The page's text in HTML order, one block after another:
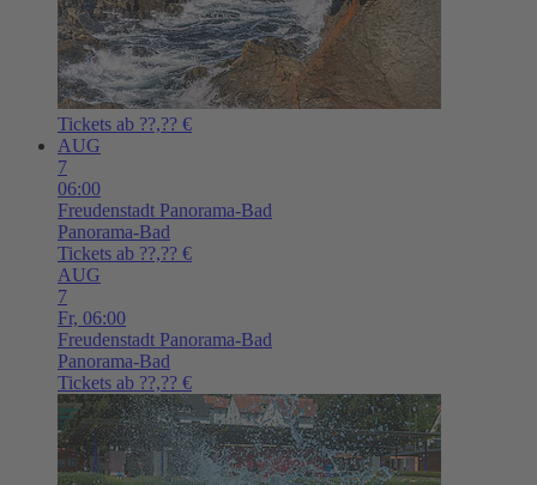
Tickets ab ??,?? €
AUG
7
06:00
Freudenstadt Panorama-Bad
Panorama-Bad
Tickets ab ??,?? €
AUG
7
Fr, 06:00
Freudenstadt Panorama-Bad
Panorama-Bad
Tickets ab ??,?? €